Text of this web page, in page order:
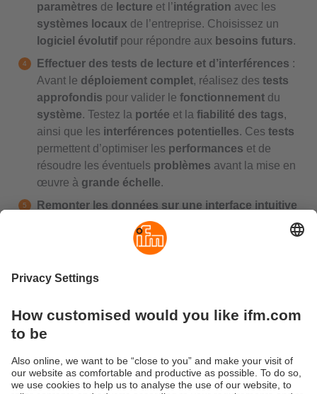
paramètres de lecture et l’intégration avec les
systèmes locaux de l’entreprise. Choisissez un
logiciel évolutif pour répondre aux besoins futurs.
Effectuer des tests de lecture et d’interférences :
Avant le déploiement complet, réalisez des tests
approfondis pour valider le fonctionnement du
système. Testez la portée et la fiabilité des tags,
ainsi que les interférences potentielles. Ces tests
permettent d’optimiser les performances et de
résoudre les éventuels problèmes avant la mise en
œuvre à grande échelle.
Remonter les données sur une interface intuitive
de gestion des données
: grâce aux équipements
compatibles avec IO-Link
vue
d'ensemble des données collectées
équipements RFID via la solution
petite échelle pour évaluer lescoûts-bénéficeset
recueillir des
garantir que lasolutionrépond auxbesoins spécifiques
de l’entreprise avant une mise en œuvre plus large.